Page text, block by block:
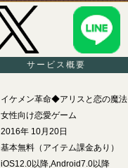
サービス概要
イケメン革命◆アリスと恋の魔法
女性向け恋愛ゲーム
2016年 10月20日
基本無料（アイテム課金あり）
iOS12.0以降,Android7.0以降